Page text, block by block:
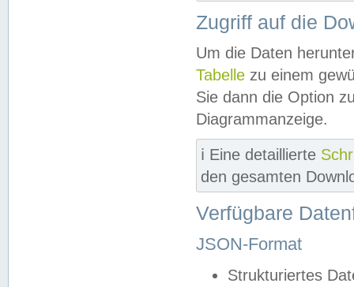
Zugriff auf die
Um die Daten
Tabelle zu einem
Sie dann die Option
Diagrammanzeige.
ℹ️ Eine detaillierte
den gesamten
Verfügbare
JSON-Format
Strukturiertes